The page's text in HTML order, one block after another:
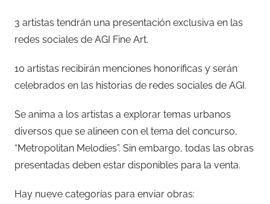
3 artistas tendrán una presentación exclusiva en las
redes sociales de AGI Fine Art.
10 artistas recibirán menciones honoríficas y serán
celebrados en las historias de redes sociales de AGI.
Se anima a los artistas a explorar temas urbanos
diversos que se alineen con el tema del concurso,
“Metropolitan Melodies”. Sin embargo, todas las obras
presentadas deben estar disponibles para la venta.
Hay nueve categorías para enviar obras: